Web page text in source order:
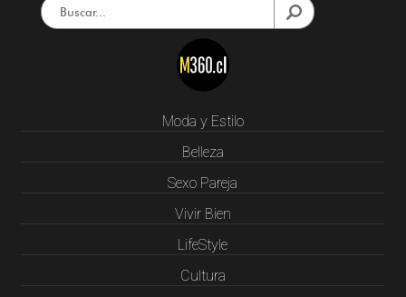
Moda y Estilo
Belleza
Sexo Pareja
Vivir Bien
LifeStyle
Cultura